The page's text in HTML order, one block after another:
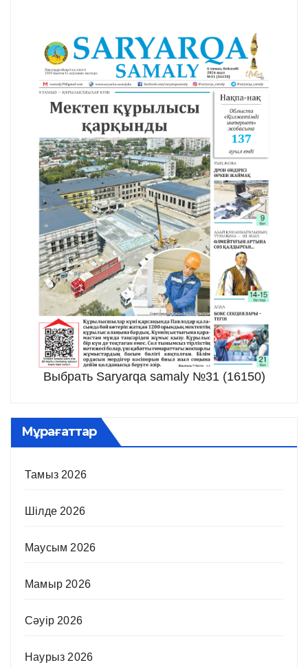
Выбрать Saryarqa samaly №31 (16150)
Мұрағаттар
Тамыз 2026
Шілде 2026
Маусым 2026
Мамыр 2026
Сәуір 2026
Наурыз 2026